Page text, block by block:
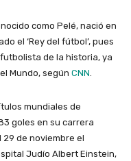
como Pelé, nació en
el ‘Rey del fútbol’, pues
de la historia, ya
Mundo, según CNN.
mundiales de
goles en su carrera
de noviembre el
Judío Albert Einstein,